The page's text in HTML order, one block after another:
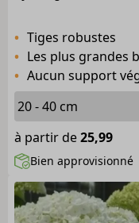
Tiges robustes
Les plus grandes
Aucun support
à partir de25,99
Bien approvisionné